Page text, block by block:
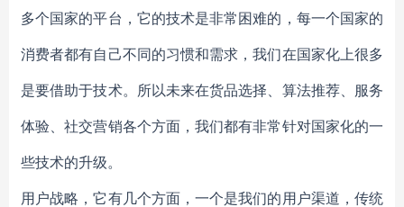
多个国家的平台，它的技术是非常困难的，每一个国家的
消费者都有自己不同的习惯和需求，我们在国家化上很多
是要借助于技术。所以未来在货品选择、算法推荐、服务
体验、社交营销各个方面，我们都有非常针对国家化的一
些技术的升级。
用户战略，它有几个方面，一个是我们的用户渠道，传统